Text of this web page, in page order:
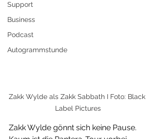
Support
Business
Podcast
Autogrammstunde
Zakk Wylde als Zakk Sabbath I Foto: Black
Label Pictures
Zakk Wylde gönnt sich keine Pause.